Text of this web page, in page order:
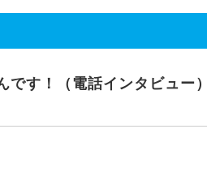
す！（電話インタビュー）